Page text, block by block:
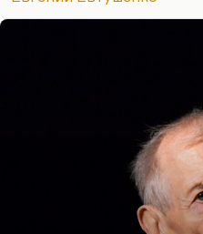
Как по нитке скользя…
Все. Не надо к этому
человек многословный,
лаконизм. Если бы
Ученый, сверстник Галилея,
Был Галилея не глупее.
Он знал, что вертится